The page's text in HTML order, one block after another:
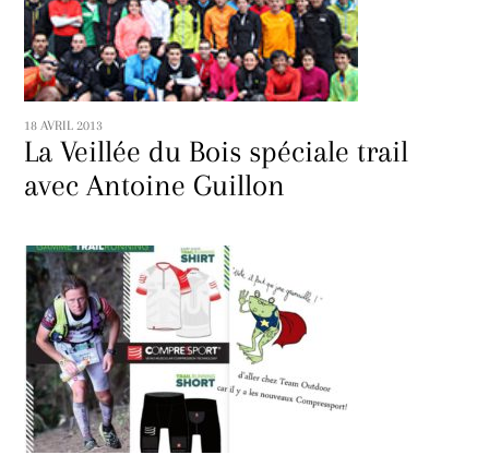
18 AVRIL 2013
La Veillée du Bois spéciale trail
avec Antoine Guillon